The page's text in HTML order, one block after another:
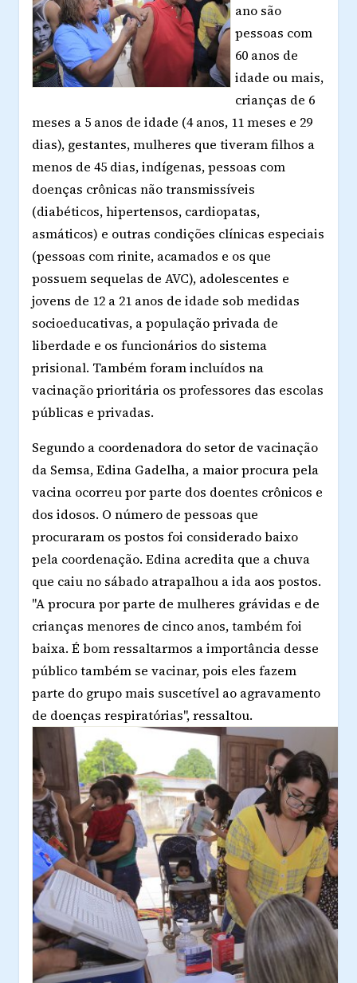
ano são
pessoas com
60 anos de
idade ou mais,
crianças de 6
meses a 5 anos de idade (4 anos, 11 meses e 29
dias), gestantes, mulheres que tiveram filhos a
menos de 45 dias, indígenas, pessoas com
doenças crônicas não transmissíveis
(diabéticos, hipertensos, cardiopatas,
asmáticos) e outras condições clínicas especiais
(pessoas com rinite, acamados e os que
possuem sequelas de AVC), adolescentes e
jovens de 12 a 21 anos de idade sob medidas
socioeducativas, a população privada de
liberdade e os funcionários do sistema
prisional. Também foram incluídos na
vacinação prioritária os professores das escolas
públicas e privadas.
Segundo a coordenadora do setor de vacinação
da Semsa, Edina Gadelha, a maior procura pela
vacina ocorreu por parte dos doentes crônicos e
dos idosos. O número de pessoas que
procuraram os postos foi considerado baixo
pela coordenação. Edina acredita que a chuva
que caiu no sábado atrapalhou a ida aos postos.
"A procura por parte de mulheres grávidas e de
crianças menores de cinco anos, também foi
baixa. É bom ressaltarmos a importância desse
público também se vacinar, pois eles fazem
parte do grupo mais suscetível ao agravamento
de doenças respiratórias", ressaltou.